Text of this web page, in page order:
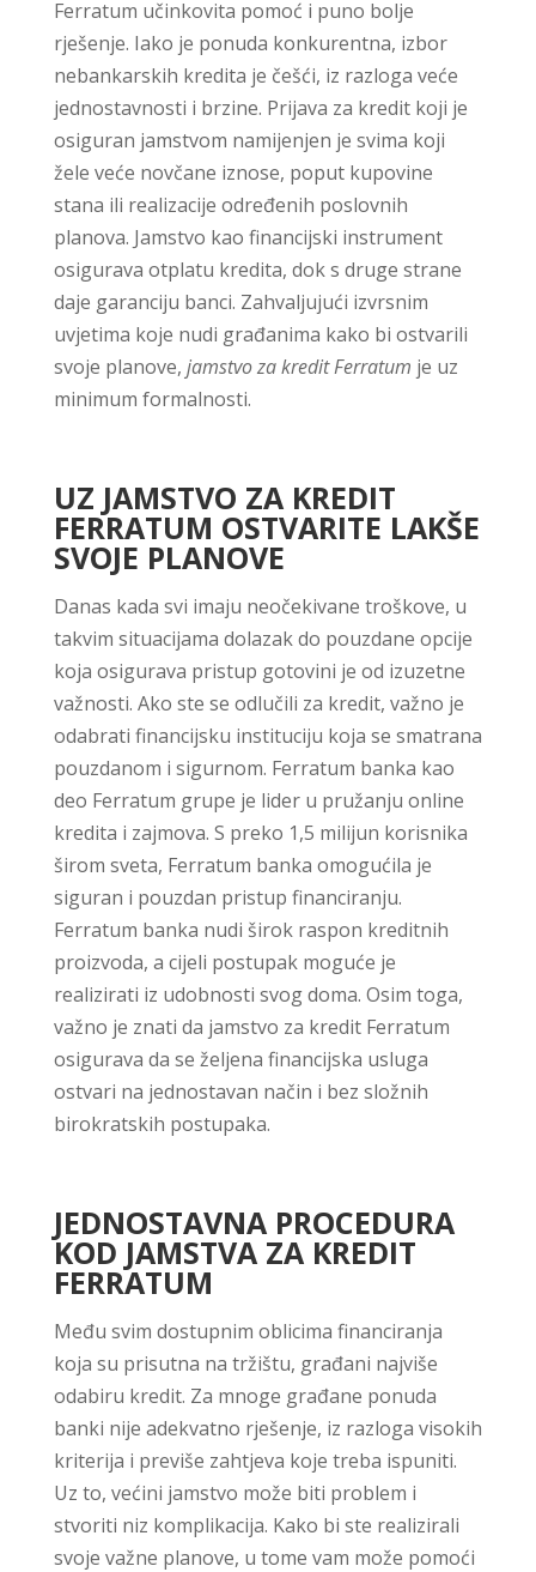
Ferratum učinkovita pomoć i puno bolje
rješenje. Iako je ponuda konkurentna, izbor
nebankarskih kredita je češći, iz razloga veće
jednostavnosti i brzine. Prijava za kredit koji je
osiguran jamstvom namijenjen je svima koji
žele veće novčane iznose, poput kupovine
stana ili realizacije određenih poslovnih
planova. Jamstvo kao financijski instrument
osigurava otplatu kredita, dok s druge strane
daje garanciju banci. Zahvaljujući izvrsnim
uvjetima koje nudi građanima kako bi ostvarili
svoje planove, jamstvo za kredit Ferratum je uz
minimum formalnosti.
UZ JAMSTVO ZA KREDIT
FERRATUM OSTVARITE LAKŠE
SVOJE PLANOVE
Danas kada svi imaju neočekivane troškove, u
takvim situacijama dolazak do pouzdane opcije
koja osigurava pristup gotovini je od izuzetne
važnosti. Ako ste se odlučili za kredit, važno je
odabrati financijsku instituciju koja se smatrana
pouzdanom i sigurnom. Ferratum banka kao
deo Ferratum grupe je lider u pružanju online
kredita i zajmova. S preko 1,5 milijun korisnika
širom sveta, Ferratum banka omogućila je
siguran i pouzdan pristup financiranju.
Ferratum banka nudi širok raspon kreditnih
proizvoda, a cijeli postupak moguće je
realizirati iz udobnosti svog doma. Osim toga,
važno je znati da jamstvo za kredit Ferratum
osigurava da se željena financijska usluga
ostvari na jednostavan način i bez složnih
birokratskih postupaka.
JEDNOSTAVNA PROCEDURA
KOD JAMSTVA ZA KREDIT
FERRATUM
Među svim dostupnim oblicima financiranja
koja su prisutna na tržištu, građani najviše
odabiru kredit. Za mnoge građane ponuda
banki nije adekvatno rješenje, iz razloga visokih
kriterija i previše zahtjeva koje treba ispuniti.
Uz to, većini jamstvo može biti problem i
stvoriti niz komplikacija. Kako bi ste realizirali
svoje važne planove, u tome vam može pomoći